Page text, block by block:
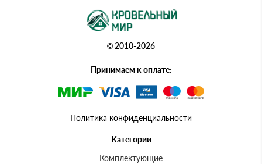
© 2010-2026
Принимаем к оплате:
Политика конфиденциальности
Категории
Комплектующие